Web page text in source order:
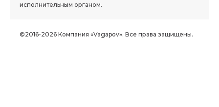
исполнительным органом.
©2016-2026 Компания «Vagapov». Все права защищены.